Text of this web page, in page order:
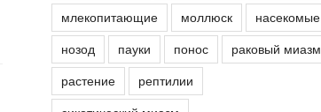
млекопитающие
моллюск
насекомые
нозод
пауки понос
раковый миазм
растение
рептилии